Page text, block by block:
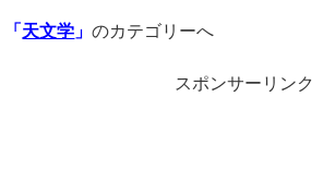
「 天文学 」のカテゴリーへ
スポンサーリンク